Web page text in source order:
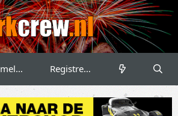
Aanmelden Registreren